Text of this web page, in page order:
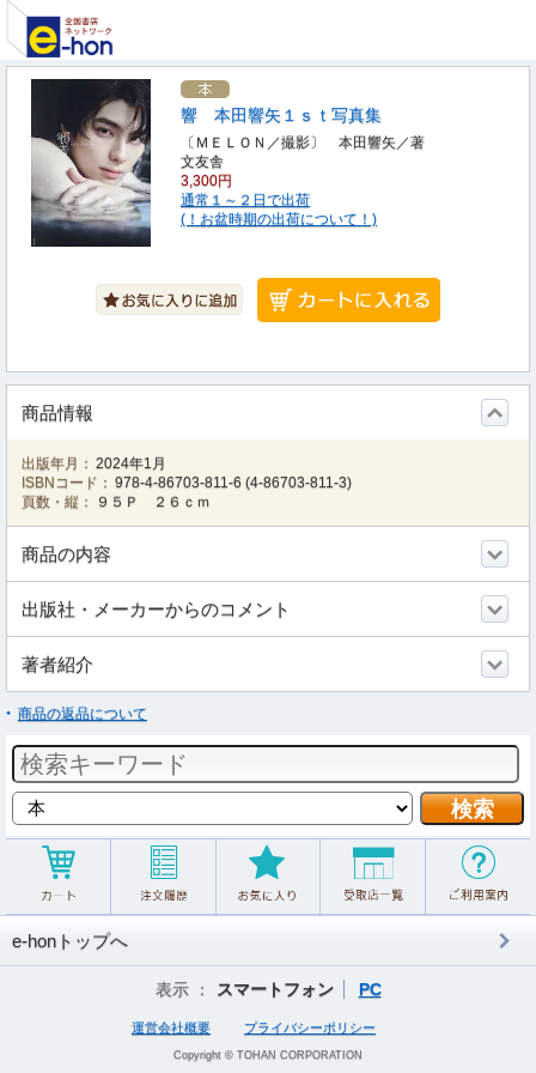
響 本田響矢１ｓｔ写真集
〔ＭＥＬＯＮ／撮影〕 本田響矢／著
文友舎
3,300円
通常１～２日で出荷
(！お盆時期の出荷について！)
商品情報
出版年月： 2024年1月
ISBNコード： 978-4-86703-811-6 (4-86703-811-3)
頁数・縦：
９５Ｐ ２６ｃｍ
商品の内容
出版社・メーカーからのコメント
著者紹介
商品の返品について
e-honトップへ
表示 ： スマートフォン PC
運営会社概要 プライバシーポリシー
Copyright © TOHAN CORPORATION